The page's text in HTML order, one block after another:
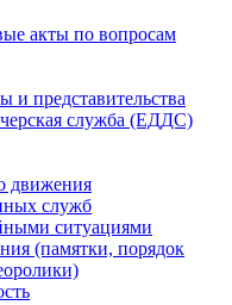
акты по вопросам
и представительства
служба (ЕДДС)
движения
служб
ситуациями
(памятки, порядок